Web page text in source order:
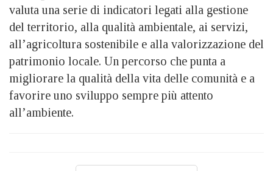
valuta una serie di indicatori legati alla gestione
del territorio, alla qualità ambientale, ai servizi,
all’agricoltura sostenibile e alla valorizzazione del
patrimonio locale. Un percorso che punta a
migliorare la qualità della vita delle comunità e a
favorire uno sviluppo sempre più attento
all’ambiente.